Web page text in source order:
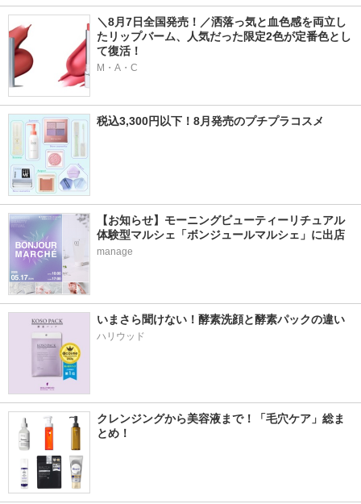
＼8月7日全国発売！／洒落っ気と血色感を両立し
たリップバーム、人気だった限定2色が定番色とし
て復活！
M・A・C
税込3,300円以下！8月発売のプチプラコスメ
【お知らせ】モーニングビューティーリチュアル
体験型マルシェ「ボンジュールマルシェ」に出店
manage
いまさら聞けない！酵素洗顔と酵素パックの違い
ハリウッド
クレンジングから美容液まで！「毛穴ケア」総ま
とめ！